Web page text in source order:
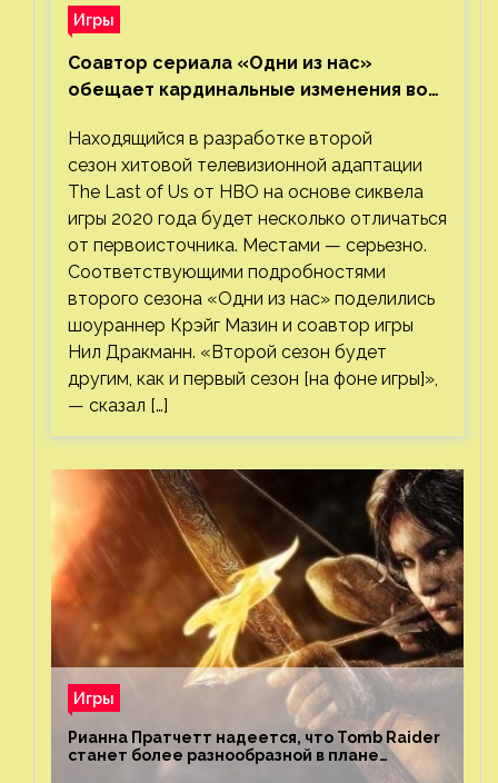
Игры
Соавтор сериала «Одни из нас»
обещает кардинальные изменения во
Находящийся в разработке второй
сезон хитовой телевизионной адаптации
The Last of Us от HBO на основе сиквела
игры 2020 года будет несколько отличаться
от первоисточника. Местами — серьезно.
Соответствующими подробностями
второго сезона «Одни из нас» поделились
шоураннер Крэйг Мазин и соавтор игры
Нил Дракманн. «Второй сезон будет
другим, как и первый сезон [на фоне игры]»,
— сказал […]
Игры
Рианна Пратчетт надеется, что Tomb Raider
станет более разнообразной в плане
репрезентации